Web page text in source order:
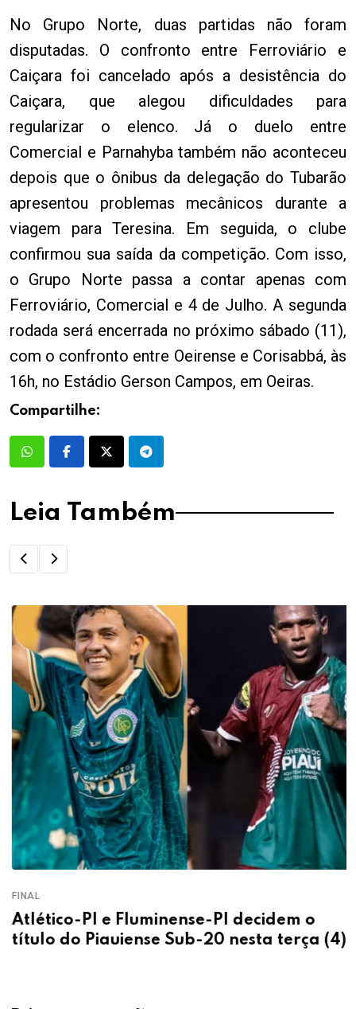
No Grupo Norte, duas partidas não foram
disputadas. O confronto entre Ferroviário e
Caiçara foi cancelado após a desistência do
Caiçara, que alegou dificuldades para
regularizar o elenco. Já o duelo entre
Comercial e Parnahyba também não aconteceu
depois que o ônibus da delegação do Tubarão
apresentou problemas mecânicos durante a
viagem para Teresina. Em seguida, o clube
confirmou sua saída da competição. Com isso,
o Grupo Norte passa a contar apenas com
Ferroviário, Comercial e 4 de Julho. A segunda
rodada será encerrada no próximo sábado (11),
com o confronto entre Oeirense e Corisabbá, às
16h, no Estádio Gerson Campos, em Oeiras.
Compartilhe:
Leia Também
FINAL
Atlético-PI e Fluminense-PI decidem o
título do Piauiense Sub-20 nesta terça (4)